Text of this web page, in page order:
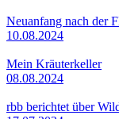
Neuanfang nach der
10.08.2024
Mein Kräuterkeller
08.08.2024
rbb berichtet über